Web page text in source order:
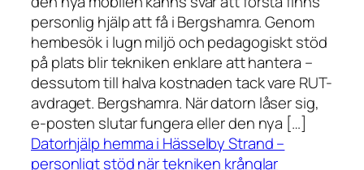
personlig hjälp att få i Bergshamra. Genom
hembesök i lugn miljö och pedagogiskt stöd
på plats blir tekniken enklare att hantera –
dessutom till halva kostnaden tack vare RUT-
avdraget. Bergshamra. När datorn låser sig,
e-posten slutar fungera eller den nya […]
Datorhjälp hemma i Hässelby Strand –
personligt stöd när tekniken krånglar